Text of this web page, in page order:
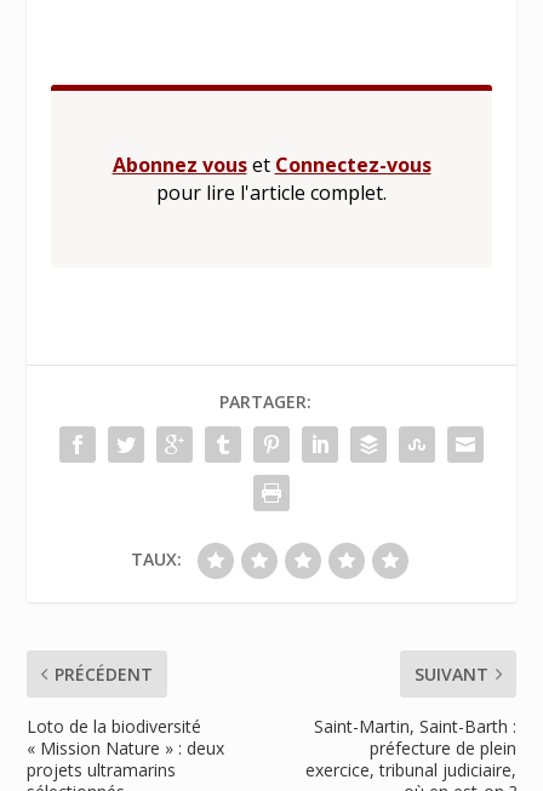
Abonnez vouset Connectez-vous
pour lire l'article complet.
PARTAGER:
TAUX:
PRÉCÉDENT
Loto de la biodiversité
« Mission Nature » : deux
projets ultramarins
SUIVANT
Saint-Martin, Saint-Barth :
préfecture de plein
exercice, tribunal judiciaire,